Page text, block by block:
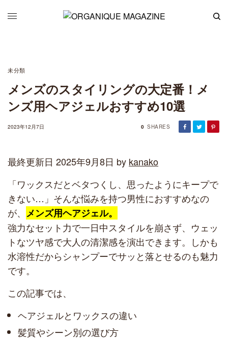
未分類
メンズのスタイリングの大定番！メ
ンズ用ヘアジェルおすすめ10選
2023年12月7日 0 SHARES
最終更新日 2025年9月8日 by kanako
「ワックスだとベタつくし、思ったようにキープで
きない…」そんな悩みを持つ男性におすすめなの
が、 メンズ用ヘアジェル。
強力なセット力で一日中スタイルを崩さず、ウェッ
トなツヤ感で大人の清潔感を演出できます。しかも
水溶性だからシャンプーでサッと落とせるのも魅力
です。
この記事では、
ヘアジェルとワックスの違い
髪質やシーン別の選び方